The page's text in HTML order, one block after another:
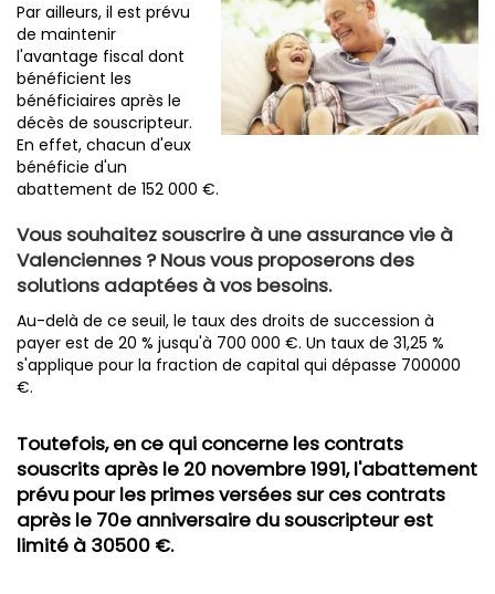
Par ailleurs, il est prévu
de maintenir
l'avantage fiscal dont
bénéficient les
bénéficiaires après le
décès de souscripteur.
En effet, chacun d'eux
bénéficie d'un
abattement de 152 000 €.
Vous souhaitez souscrire à une assurance vie à
Valenciennes ? Nous vous proposerons des
solutions adaptées à vos besoins.
Au-delà de ce seuil, le taux des droits de succession à
payer est de 20 % jusqu'à 700 000 €. Un taux de 31,25 %
s'applique pour la fraction de capital qui dépasse 700000
€.
Toutefois, en ce qui concerne les contrats
souscrits après le 20 novembre 1991, l'abattement
prévu pour les primes versées sur ces contrats
après le 70e anniversaire du souscripteur est
limité à 30500 €.